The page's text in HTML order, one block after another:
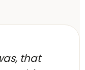
that